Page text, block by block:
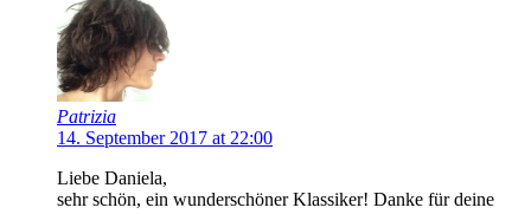
Patrizia
14. September 2017 at 22:00
Liebe Daniela,
sehr schön, ein wunderschöner Klassiker! Danke für deine